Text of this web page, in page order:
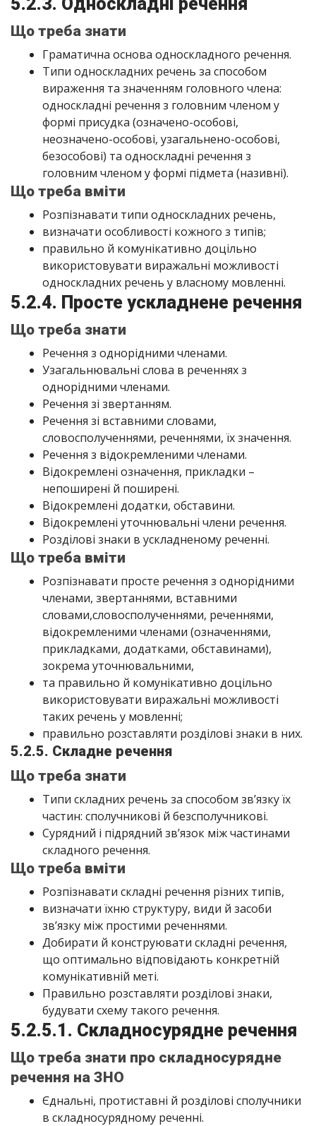
Що треба знати
Граматична основа односкладного речення.
Типи односкладних речень за способом
вираження та значенням головного члена:
односкладні речення з головним членом у
формі присудка (означено-особові,
неозначено-особові, узагальнено-особові,
безособові) та односкладні речення з
головним членом у формі підмета (називні).
Що треба вміти
Розпізнавати типи односкладних речень,
визначати особливості кожного з типів;
правильно й комунікативно доцільно
використовувати виражальні можливості
односкладних речень у власному мовленні.
5.2.4. Просте ускладнене речення
Що треба знати
Речення з однорідними членами.
Узагальнювальні слова в реченнях з
однорідними членами.
Речення зі звертанням.
Речення зі вставними словами,
словосполученнями, реченнями, їх значення.
Речення з відокремленими членами.
Відокремлені означення, прикладки –
непоширені й поширені.
Відокремлені додатки, обставини.
Відокремлені уточнювальні члени речення.
Розділові знаки в ускладненому реченні.
Що треба вміти
Розпізнавати просте речення з однорідними
членами, звертаннями, вставними
словами,словосполученнями, реченнями,
відокремленими членами (означеннями,
прикладками, додатками, обставинами),
зокрема уточнювальними,
та правильно й комунікативно доцільно
використовувати виражальні можливості
таких речень у мовленні;
правильно розставляти розділові знаки в них.
5.2.5. Складне речення
Що треба знати
Типи складних речень за способом зв’язку їх
частин: сполучникові й безсполучникові.
Сурядний і підрядний зв’язок між частинами
складного речення.
Що треба вміти
Розпізнавати складні речення різних типів,
визначати їхню структуру, види й засоби
зв’язку між простими реченнями.
Добирати й конструювати складні речення,
що оптимально відповідають конкретній
комунікативній меті.
Правильно розставляти розділові знаки,
будувати схему такого речення.
5.2.5.1. Складносурядне речення
Що треба знати про складносурядне
речення на ЗНО
Єднальні, протиставні й розділові сполучники
в складносурядному реченні.